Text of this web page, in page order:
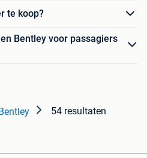
te koop?
Bentley voor passagiers
54 resultaten